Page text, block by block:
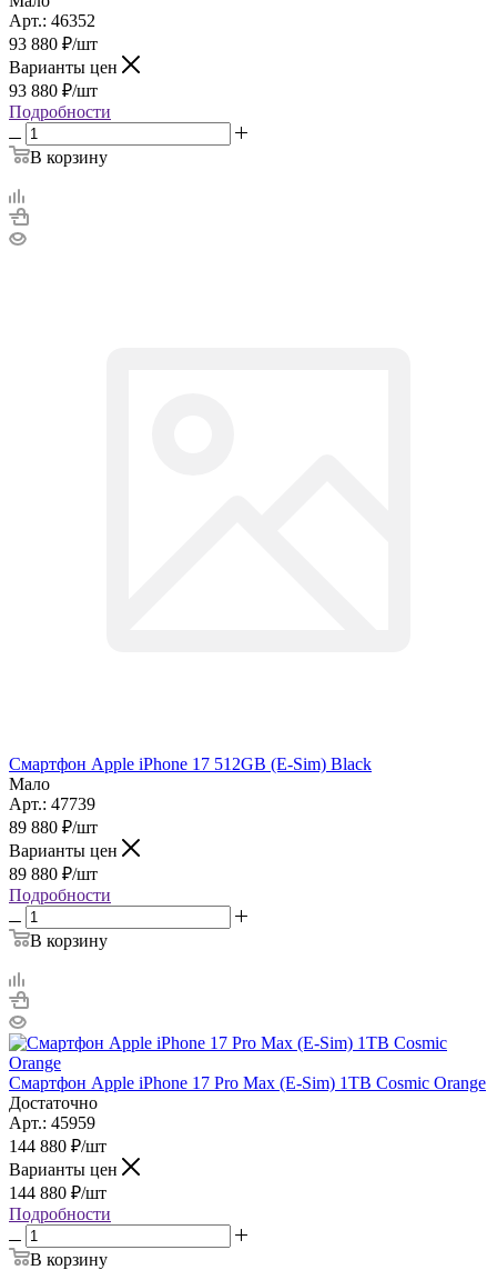
Арт.: 46352
93 880 ₽/шт
Варианты цен
93 880 ₽/шт
Подробности
В корзину
Смартфон Apple iPhone 17 512GB (E-Sim) Black
Мало
Арт.: 47739
89 880 ₽/шт
Варианты цен
89 880 ₽/шт
Подробности
В корзину
Смартфон Apple iPhone 17 Pro Max (E-Sim) 1TB Cosmic Orange
Достаточно
Арт.: 45959
144 880 ₽/шт
Варианты цен
144 880 ₽/шт
Подробности
В корзину